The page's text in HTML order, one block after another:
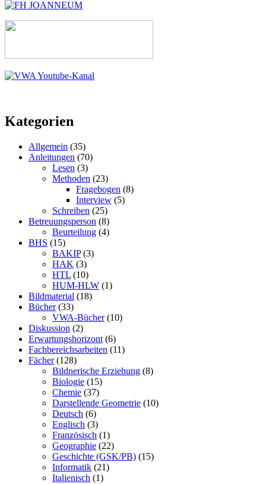
Kategorien
Allgemein (35)
Anleitungen (70)
Lesen (3)
Methoden (23)
Fragebogen (8)
Interview (5)
Schreiben (25)
Betreuungsperson (8)
Beurteilung (4)
BHS (15)
BAKIP(3)
HAK (3)
HTL (10)
HUM-HLW (1)
Bildmaterial (18)
Bücher(33)
VWA-Bücher(10)
Diskussion (2)
Erwartungshorizont (6)
Fachbereichsarbeiten (11)
Fächer(128)
Bildnerische Erziehung (8)
Biologie (15)
Chemie (37)
Darstellende Geometrie (10)
Deutsch (6)
Englisch (3)
Französisch (1)
Geographie (22)
Geschichte (GSK/PB) (15)
Informatik (21)
Italienisch (1)